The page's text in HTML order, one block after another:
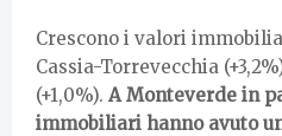
Crescono i valori
Cassia-Torrevecchia
(+1,0%). A Monteverde in
immobiliari hanno avuto